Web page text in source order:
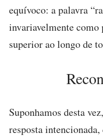
equívoco: a palavra
invariavelmente como
superior ao longo de
Suponhamos desta
resposta